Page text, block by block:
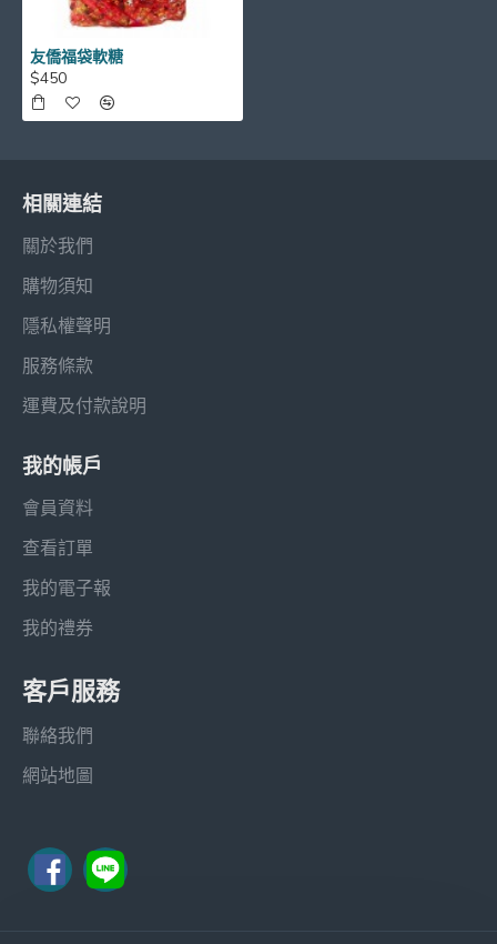
友僑福袋軟糖
$450
相關連結
關於我們
購物須知
隱私權聲明
服務條款
運費及付款說明
我的帳戶
會員資料
查看訂單
我的電子報
我的禮券
客戶服務
聯絡我們
網站地圖